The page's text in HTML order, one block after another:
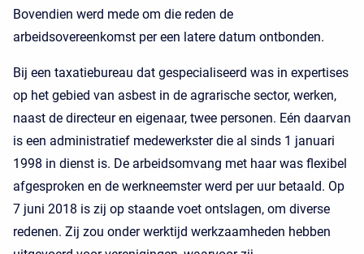
Bovendien werd mede om die reden de
arbeidsovereenkomst per een latere datum ontbonden.
Bij een taxatiebureau dat gespecialiseerd was in expertises
op het gebied van asbest in de agrarische sector, werken,
naast de directeur en eigenaar, twee personen. Eén daarvan
is een administratief medewerkster die al sinds 1 januari
1998 in dienst is. De arbeidsomvang met haar was flexibel
afgesproken en de werkneemster werd per uur betaald. Op
7 juni 2018 is zij op staande voet ontslagen, om diverse
redenen. Zij zou onder werktijd werkzaamheden hebben